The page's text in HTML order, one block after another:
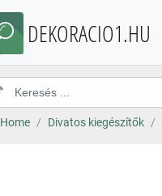
DEKORACIO1.HU
Home Divatos kiegészítők